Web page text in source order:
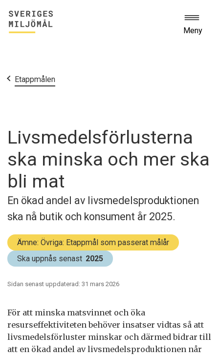
Meny
Start
Etappmålen
Livsmedelsförlusterna
ska minska och mer ska
bli mat
En ökad andel av livsmedelsproduktionen
ska nå butik och konsument år 2025.
Ämne: Övriga: Etappmål som passerat målår
Ska uppnås senast 2025
Sidan senast uppdaterad: 31 mars 2026
För att minska matsvinnet och öka
resurseffektiviteten behöver insatser vidtas så att
livsmedelsförluster minskar och därmed bidrar till
att en ökad andel av livsmedelsproduktionen når